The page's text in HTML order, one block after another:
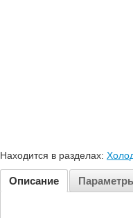
Находится в разделах:
Описание